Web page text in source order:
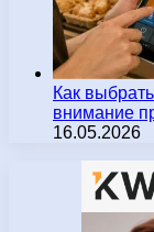
Как
внимание
16.05.2026